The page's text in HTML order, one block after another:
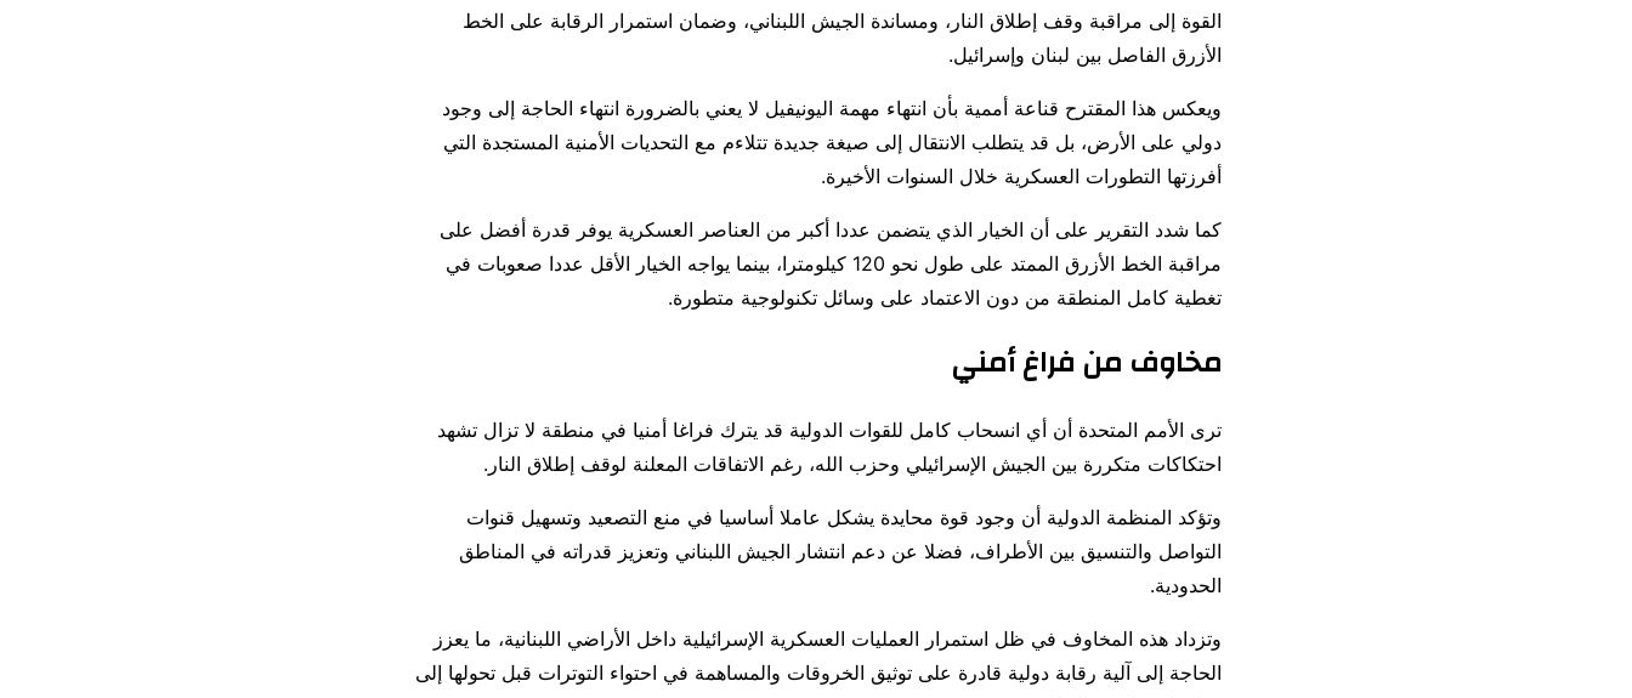
القوة إلى مراقبة وقف إطلاق النار، ومساندة الجيش اللبناني، وضمان استمرار الرقابة على الخط
الأزرق الفاصل بين لبنان وإسرائيل.
ويعكس هذا المقترح قناعة أممية بأن انتهاء مهمة اليونيفيل لا يعني بالضرورة انتهاء الحاجة إلى وجود
دولي على الأرض، بل قد يتطلب الانتقال إلى صيغة جديدة تتلاءم مع التحديات الأمنية المستجدة التي
أفرزتها التطورات العسكرية خلال السنوات الأخيرة.
كما شدد التقرير على أن الخيار الذي يتضمن عددا أكبر من العناصر العسكرية يوفر قدرة أفضل على
مراقبة الخط الأزرق الممتد على طول نحو 120 كيلومترا، بينما يواجه الخيار الأقل عددا صعوبات في
تغطية كامل المنطقة من دون الاعتماد على وسائل تكنولوجية متطورة.
مخاوف من فراغ أمني
ترى الأمم المتحدة أن أي انسحاب كامل للقوات الدولية قد يترك فراغا أمنيا في منطقة لا تزال تشهد
احتكاكات متكررة بين الجيش الإسرائيلي وحزب الله، رغم الاتفاقات المعلنة لوقف إطلاق النار.
وتؤكد المنظمة الدولية أن وجود قوة محايدة يشكل عاملا أساسيا في منع التصعيد وتسهيل قنوات
التواصل والتنسيق بين الأطراف، فضلا عن دعم انتشار الجيش اللبناني وتعزيز قدراته في المناطق
الحدودية.
وتزداد هذه المخاوف في ظل استمرار العمليات العسكرية الإسرائيلية داخل الأراضي اللبنانية، ما يعزز
الحاجة إلى آلية رقابة دولية قادرة على توثيق الخروقات والمساهمة في احتواء التوترات قبل تحولها إلى